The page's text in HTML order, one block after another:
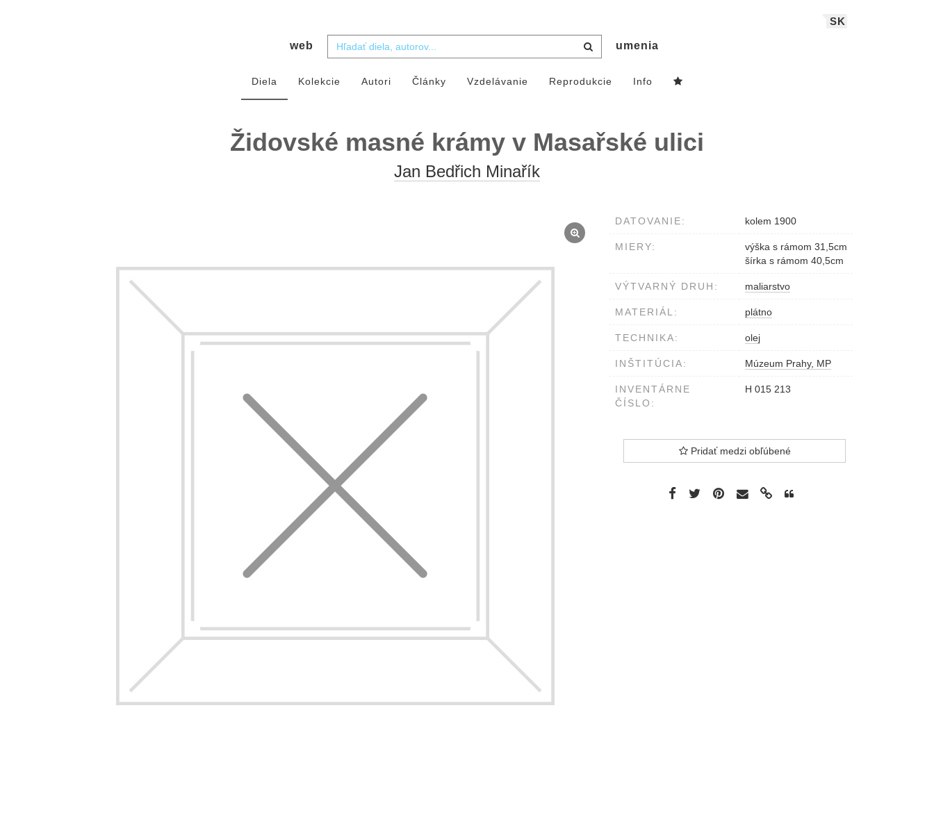
SK
web umenia
Diela Kolekcie Autori Články Vzdelávanie Reprodukcie Info
Židovské masné krámy v Masařské ulici
Jan Bedřich Minařík
DATOVANIE: kolem 1900
MIERY:
výška s rámom 31,5cm
šírka s rámom 40,5cm
VÝTVARNÝ DRUH: maliarstvo
MATERIÁL: plátno
TECHNIKA: olej
INŠTITÚCIA: Múzeum Prahy, MP
INVENTÁRNE
ČÍSLO:
H 015 213
Pridať medzi obľúbené